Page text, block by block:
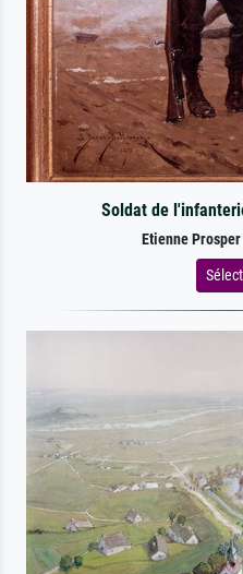
Soldat de
Etienne